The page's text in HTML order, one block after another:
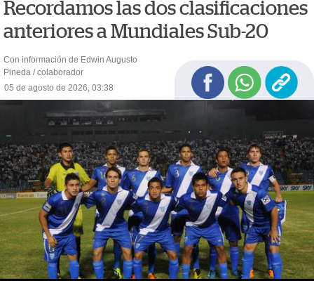
Recordamos las dos clasificaciones
anteriores a Mundiales Sub-20
Con información de Edwin Augusto
Pineda / colaborador
05 de agosto de 2026, 03:38